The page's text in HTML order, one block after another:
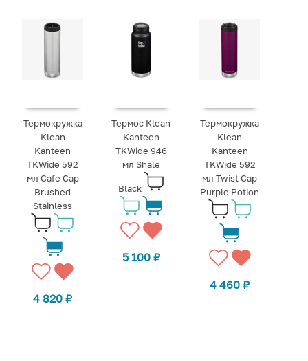
Термокружка
Klean
Kanteen
TKWide 592
мл Cafe Cap
Brushed
Stainless
4 820₽
Термос Klean
Kanteen
TKWide 946
мл Shale
Black
5 100 ₽
Термокружка
Klean
Kanteen
TKWide 592
мл Twist Cap
Purple Potion
4 460₽